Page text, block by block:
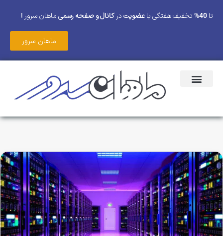
تا 40% تخفیف هفتگی باعضویت در کانال و صفحه رسمی ماهان سرور !
ماهان سرور